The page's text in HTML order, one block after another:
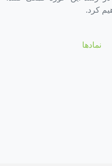
کرد.
نمادها